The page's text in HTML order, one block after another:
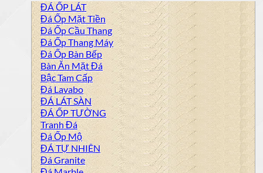
ĐÁ ỐP LÁT
Đá Ốp Mặt Tiền
Đá Ốp Cầu Thang
Đá Ốp Thang Máy
Đá Ốp Bàn Bếp
Bàn Ăn Mặt Đá
Bậc Tam Cấp
Đá Lavabo
ĐÁ LÁT SÀN
ĐÁ ỐP TƯỜNG
Tranh Đá
Đá Ốp Mộ
ĐÁ TỰ NHIÊN
Đá Granite